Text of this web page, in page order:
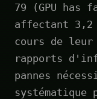
79 (GPU has
affectant 3,2
cours de leur
rapports
pannes
systématique